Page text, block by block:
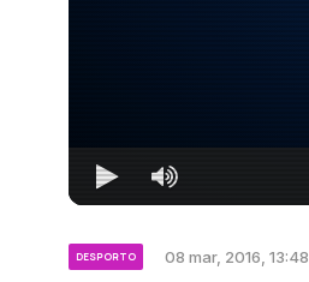
DESPORTO 08 mar, 2016, 13:48